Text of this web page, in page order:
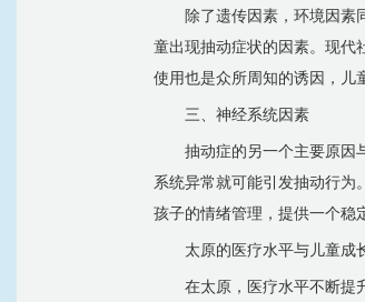
除了遗传因素，环境因素
童出现抽动症状的因素。现代
使用也是众所周知的诱因，儿
三、神经系统因素
抽动症的另一个主要原因
系统异常就可能引发抽动行为
孩子的情绪管理，提供一个稳
太原的医疗水平与儿童成
在太原，医疗水平不断提